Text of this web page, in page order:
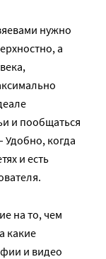
нужно
а
и пообщаться
Удобно, когда
и есть
на то, чем
какие
и видео